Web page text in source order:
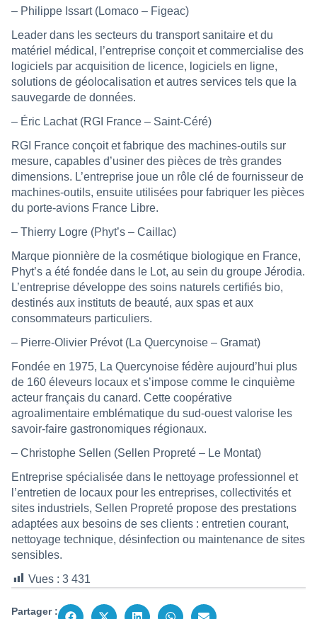
– Philippe Issart (Lomaco – Figeac)
Leader dans les secteurs du transport sanitaire et du
matériel médical, l’entreprise conçoit et commercialise des
logiciels par acquisition de licence, logiciels en ligne,
solutions de géolocalisation et autres services tels que la
sauvegarde de données.
– Éric Lachat (RGI France – Saint-Céré)
RGI France conçoit et fabrique des machines-outils sur
mesure, capables d’usiner des pièces de très grandes
dimensions. L’entreprise joue un rôle clé de fournisseur de
machines-outils, ensuite utilisées pour fabriquer les pièces
du porte-avions France Libre.
– Thierry Logre (Phyt’s – Caillac)
Marque pionnière de la cosmétique biologique en France,
Phyt’s a été fondée dans le Lot, au sein du groupe Jérodia.
L’entreprise développe des soins naturels certifiés bio,
destinés aux instituts de beauté, aux spas et aux
consommateurs particuliers.
– Pierre-Olivier Prévot (La Quercynoise – Gramat)
Fondée en 1975, La Quercynoise fédère aujourd’hui plus
de 160 éleveurs locaux et s’impose comme le cinquième
acteur français du canard. Cette coopérative
agroalimentaire emblématique du sud-ouest valorise les
savoir-faire gastronomiques régionaux.
– Christophe Sellen (Sellen Propreté – Le Montat)
Entreprise spécialisée dans le nettoyage professionnel et
l’entretien de locaux pour les entreprises, collectivités et
sites industriels, Sellen Propreté propose des prestations
adaptées aux besoins de ses clients : entretien courant,
nettoyage technique, désinfection ou maintenance de sites
sensibles.
Vues : 3 431
Partager :